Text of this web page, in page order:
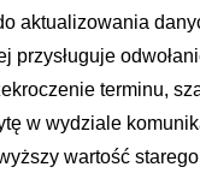
aktualizowania
przysługuje
terminu,
w wydziale
wartość